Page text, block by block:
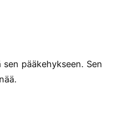
pääkehykseen. Sen